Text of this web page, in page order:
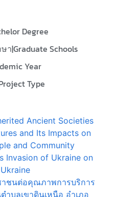
Degree
|Graduate Schools
Year
Type
Ancient Societies
and Its Impacts on
and Community
Invasion of Ukraine on
ชนต่อคุณภาพการบริการ
ำบลเขาดินเหนือ อำเภอ